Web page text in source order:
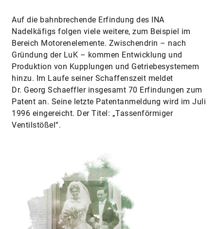
Auf die bahnbrechende Erfindung des INA
Nadelkäfigs folgen viele weitere, zum Beispiel im
Bereich Motorenelemente. Zwischendrin – nach
Gründung der LuK – kommen Entwicklung und
Produktion von Kupplungen und Getriebesystemem
hinzu. Im Laufe seiner Schaffenszeit meldet
Dr. Georg Schaeffler insgesamt 70 Erfindungen zum
Patent an. Seine letzte Patentanmeldung wird im Juli
1996 eingereicht. Der Titel: „Tassenförmiger
Ventilstößel“.